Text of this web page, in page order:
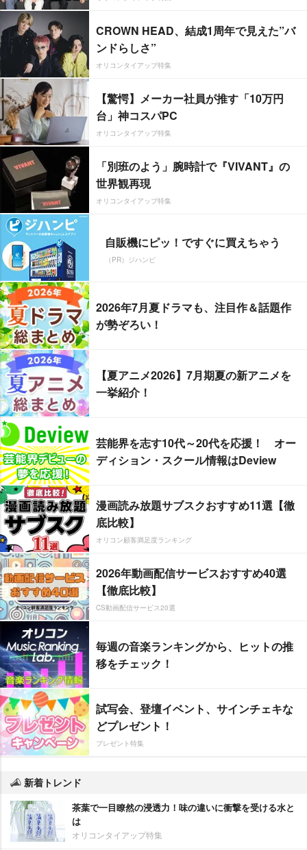
CROWN HEAD、結成1周年で見えた”バ
ンドらしさ”
オリコンタイアップ特集
【驚愕】メーカー社員が推す「10万円
台」神コスパPC
オリコンタイアップ特集
「別班のよう」腕時計で『VIVANT』の
世界観再現
オリコンタイアップ特集
自販機にピッ！ですぐに買えちゃう
（PR）ジハンピ
2026年7月夏ドラマも、注目作＆話題作
が勢ぞろい！
【夏アニメ2026】7月期夏の新アニメを
一挙紹介！
芸能界を志す10代～20代を応援！ オー
ディション・スクール情報はDeview
漫画読み放題サブスクおすすめ11選【徹
底比較】
オリコン顧客満足度ランキング
2026年動画配信サービスおすすめ40選
【徹底比較】
CS動画配信サービス20選
毎週の音楽ランキングから、ヒットの推
移をチェック！
試写会、登壇イベント、サインチェキな
どプレゼント！
プレゼント特集
新着トレンド
茶葉で一目瞭然の浸透力！味の違いに衝撃を受ける水と
は
オリコンタイアップ特集